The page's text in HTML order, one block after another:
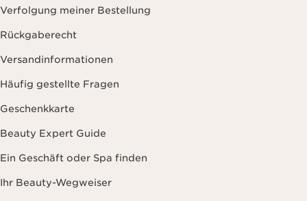
Verfolgung meiner Bestellung
Rückgaberecht
Versandinformationen
Häufig gestellte Fragen
Geschenkkarte
Beauty Expert Guide
Ein Geschäft oder Spa finden
Ihr Beauty-Wegweiser